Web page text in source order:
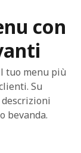
con
tuo menu più
Su
bevanda.